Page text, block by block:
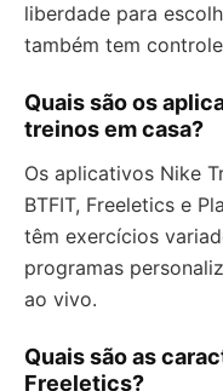
liberdade para
também tem
Quais são os
treinos em casa?
Os aplicativos Nike
BTFIT, Freeletics e
têm exercícios
programas
ao vivo.
Quais são as
Freeletics?